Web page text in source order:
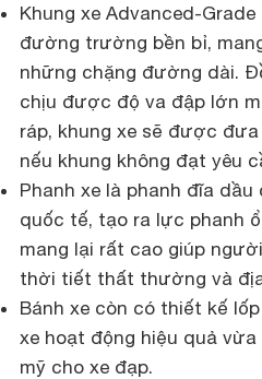
Khung xe Advanced-
đường trường bền bỉ,
những chặng đường dài.
chịu được độ va đập lớn
ráp, khung xe sẽ được
nếu khung không đạt yêu
Phanh xe là phanh đĩa
quốc tế, tạo ra lực phanh
mang lại rất cao giúp
thời tiết thất thường và
Bánh xe còn có thiết kế
xe hoạt động hiệu quả
mỹ cho xe đạp.